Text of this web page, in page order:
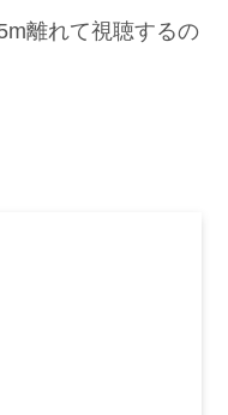
離れて視聴するの